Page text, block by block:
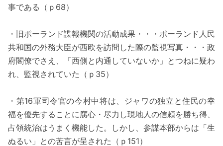
事である（ｐ68）
・旧ポーランド諜報機関の活動成果・・・ポーランド人民
共和国の外務大臣が西欧を訪問した際の監視写真・・・政
府閣僚でさえ、「西側と内通していないか」とつねに疑わ
れ、監視されていた（ｐ35）
・第16軍司令官の今村中将は、ジャワの独立と住民の幸
福を優先することに腐心・尽力し現地人の信頼を勝ち得、
占領統治はうまく機能した。しかし、参謀本部からは「生
ぬるい」との苦言が呈された（ｐ151）